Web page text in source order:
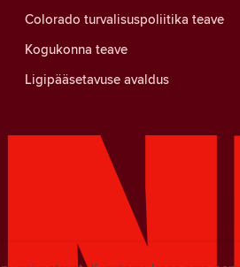
Colorado turvalisuspoliitika teave
Kogukonna teave
Ligipääsetavuse avaldus